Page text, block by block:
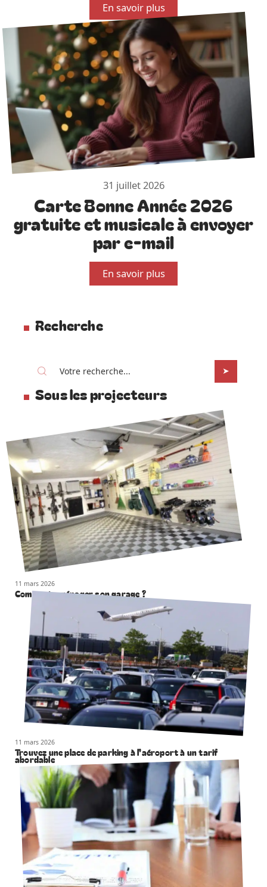
En savoir plus
31 juillet 2026
Carte Bonne Année 2026
gratuite et musicale à envoyer
par e-mail
En savoir plus
Recherche
Sous les projecteurs
11 mars 2026
Comment aménager son garage ?
11 mars 2026
Trouvez une place de parking à l’aéroport à un tarif
abordable